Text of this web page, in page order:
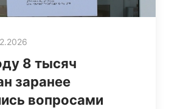
8 тысяч
заранее
вопросами